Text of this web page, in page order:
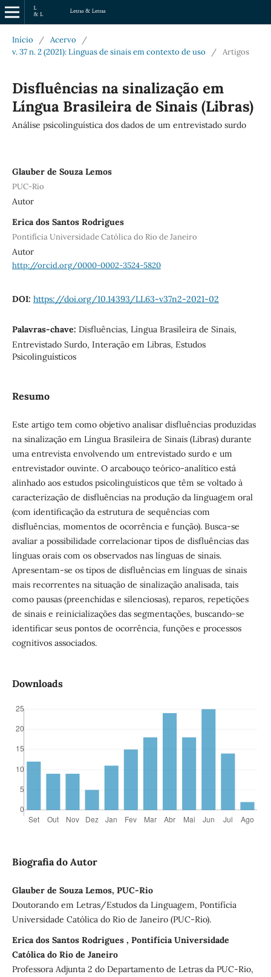
Início / Acervo
/
v. 37 n. 2 (2021): Línguas de sinais em contexto de uso
/ Artigos
Disfluências na sinalização em
Língua Brasileira de Sinais (Libras)
Análise psicolinguística dos dados de um entrevistado surdo
Glauber de Souza Lemos
PUC-Rio
Autor
Erica dos Santos Rodrigues
Pontifícia Universidade Católica do Rio de Janeiro
Autor
http://orcid.org/0000-0002-3524-5820
DOI: https://doi.org/10.14393/LL63-v37n2-2021-02
Palavras-chave: Disfluências, Língua Brasileira de Sinais,
Entrevistado Surdo, Interação em Libras, Estudos
Psicolinguísticos
Resumo
Este artigo tem como objetivo analisar disfluências produzidas
na sinalização em Língua Brasileira de Sinais (Libras) durante
uma entrevista envolvendo um entrevistado surdo e um
entrevistador ouvinte. O arcabouço teórico-analítico está
alinhado aos estudos psicolinguísticos que têm se voltado à
caracterização de disfluências na produção da linguagem oral
(com identificação da estrutura de sequências com
disfluências, momentos de ocorrência e função). Busca-se
avaliar a possibilidade correlacionar tipos de disfluências das
línguas orais com os observados nas línguas de sinais.
Apresentam-se os tipos de disfluências em línguas de sinais
mais recorrentes na situação de sinalização analisada, tais
como pausas (preenchidas e silenciosas), reparos, repetições
de sinais e reinicializações das segmentações, buscando-se
identificar seus pontos de ocorrência, funções e processos
cognitivos associados.
Downloads
Biografia do Autor
Glauber de Souza Lemos, PUC-Rio
Doutorando em Letras/Estudos da Linguagem, Pontifícia
Universidade Católica do Rio de Janeiro (PUC-Rio).
Erica dos Santos Rodrigues , Pontifícia Universidade
Católica do Rio de Janeiro
Professora Adjunta 2 do Departamento de Letras da PUC-Rio,